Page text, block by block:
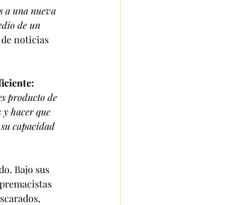
a una nueva
de un
noticias
producto de
y hacer que
capacidad
Bajo sus